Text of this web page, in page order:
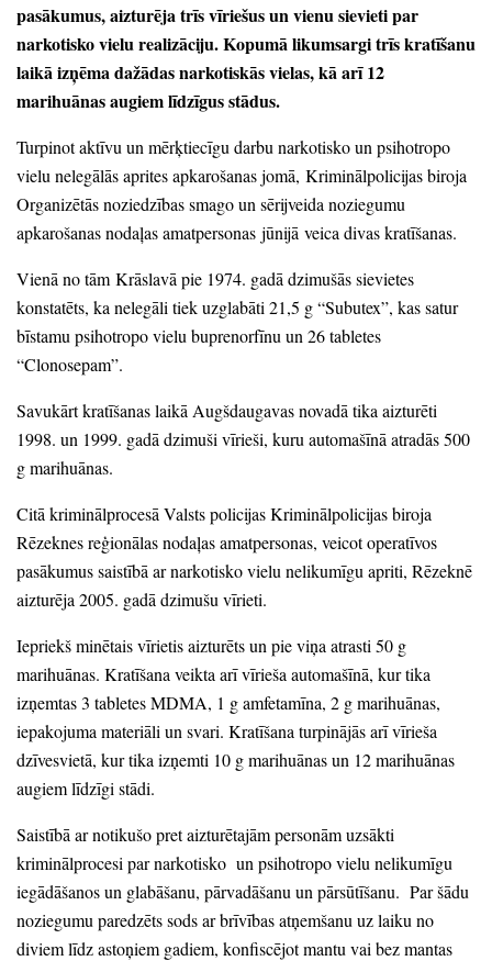
pasākumus,aizturēja trīs vīriešus un vienu sievieti par
narkotisko vielu realizāciju.Kopumā likumsargi trīs kratīšanu
laikā izņēma dažādas narkotiskās vielas,kā arī 12
marihuānas augiem līdzīgus stādus.
Turpinot aktīvu un mērķtiecīgu darbu narkotisko un psihotropo
vielu nelegālās aprites apkarošanas jomā, Kriminālpolicijas biroja
Organizētās noziedzības smago un sērijveida noziegumu
apkarošanas nodaļas amatpersonas jūnijā veica divas kratīšanas.
Vienā no tām Krāslavā pie 1974. gadā dzimušās sievietes
konstatēts, ka nelegāli tiek uzglabāti 21,5 g“Subutex”, kas satur
bīstamu psihotropo vielu buprenorfīnu un 26 tabletes
“Clonosepam”.
Savukārt kratīšanas laikā Augšdaugavas novadā tika aizturēti
1998. un 1999. gadā dzimuši vīrieši, kuru automašīnā atradās 500
g marihuānas.
Citā kriminālprocesā Valsts policijas Kriminālpolicijas biroja
Rēzeknes reģionālas nodaļas amatpersonas, veicot operatīvos
pasākumus saistībā ar narkotisko vielu nelikumīgu apriti, Rēzeknē
aizturēja 2005. gadā dzimušu vīrieti.
Iepriekš minētais vīrietis aizturēts un pie viņa atrasti 50 g
marihuānas. Kratīšana veikta arī vīrieša automašīnā, kur tika
izņemtas 3 tabletes MDMA, 1 g amfetamīna, 2 g marihuānas,
iepakojuma materiāli un svari. Kratīšana turpinājās arī vīrieša
dzīvesvietā, kur tika izņemti 10 g marihuānas un 12 marihuānas
augiem līdzīgi stādi.
Saistībā ar notikušo pret aizturētajām personām uzsākti
kriminālprocesi par narkotisko un psihotropo vielu nelikumīgu
iegādāšanos un glabāšanu, pārvadāšanu un pārsūtīšanu. Par šādu
noziegumu paredzēts sods ar brīvības atņemšanu uz laiku no
diviem līdz astoņiem gadiem, konfiscējot mantu vai bez mantas